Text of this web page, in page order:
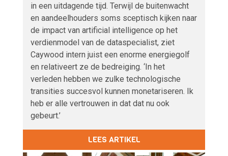
in een uitdagende tijd. Terwijl de buitenwacht
en aandeelhouders soms sceptisch kijken naar
de impact van artificial intelligence op het
verdienmodel van de dataspecialist, ziet
Caywood intern juist een enorme energiegolf
en relativeert ze de bedreiging. ‘In het
verleden hebben we zulke technologische
transities succesvol kunnen monetariseren. Ik
heb er alle vertrouwen in dat dat nu ook
gebeurt.’
LEES ARTIKEL